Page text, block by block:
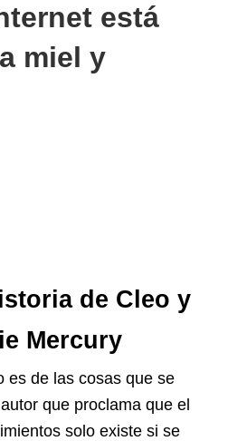
está
miel y
de Cleo y
Mercury
es de las cosas que se
que proclama que el
solo existe si se